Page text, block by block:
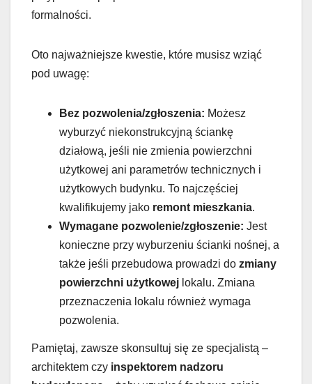
formalności.
Oto najważniejsze kwestie, które musisz wziąć
pod uwagę:
Bez pozwolenia/zgłoszenia: Możesz
wyburzyć niekonstrukcyjną ściankę
działową, jeśli nie zmienia powierzchni
użytkowej ani parametrów technicznych i
użytkowych budynku. To najczęściej
kwalifikujemy jako remont mieszkania.
Wymagane pozwolenie/zgłoszenie: Jest
konieczne przy wyburzeniu ścianki nośnej, a
także jeśli przebudowa prowadzi do zmiany
powierzchni użytkowej lokalu. Zmiana
przeznaczenia lokalu również wymaga
pozwolenia.
Pamiętaj, zawsze skonsultuj się ze specjalistą –
architektem czy inspektorem nadzoru